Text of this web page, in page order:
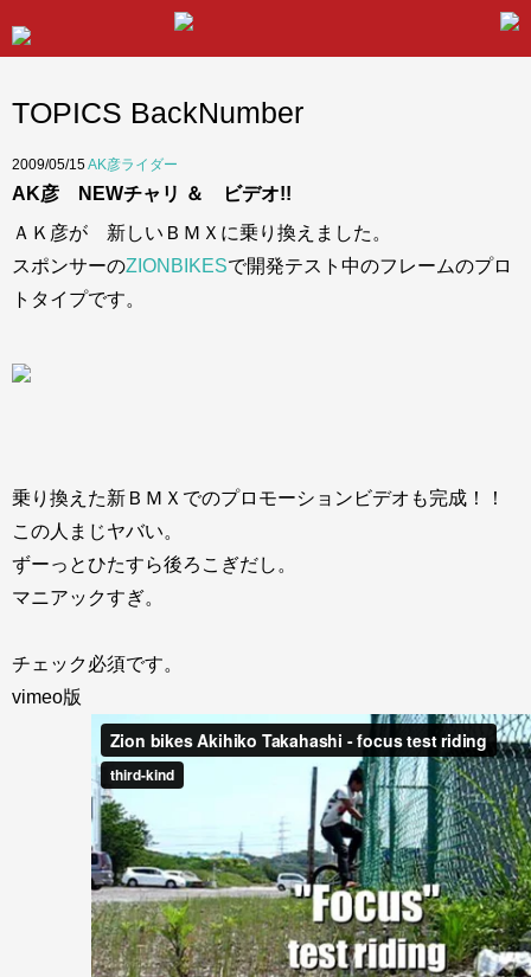
TOPICS BackNumber
2009/05/15AK彦ライダー
AK彦 NEWチャリ ＆ ビデオ!!
ＡＫ彦が 新しいＢＭＸに乗り換えました。
スポンサーのZIONBIKESで開発テスト中のフレームのプロ
トタイプです。
乗り換えた新ＢＭＸでのプロモーションビデオも完成！！
この人まじヤバい。
ずーっとひたすら後ろこぎだし。
マニアックすぎ。
チェック必須です。
vimeo版